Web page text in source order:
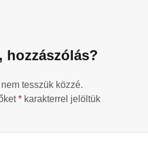
hozzászólás?
tesszük közzé.
* karakterrel jelöltük